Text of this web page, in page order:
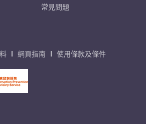
常見問題
網頁指南 使用條款及條件